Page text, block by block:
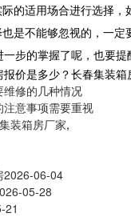
的适用场合进行选择
是不能够忽视的，一
步的掌握了呢，也要
价是多少？长春集装
修的几种情况
意事项需要重视
集装箱房厂家,
2026-06-04
05-28
21